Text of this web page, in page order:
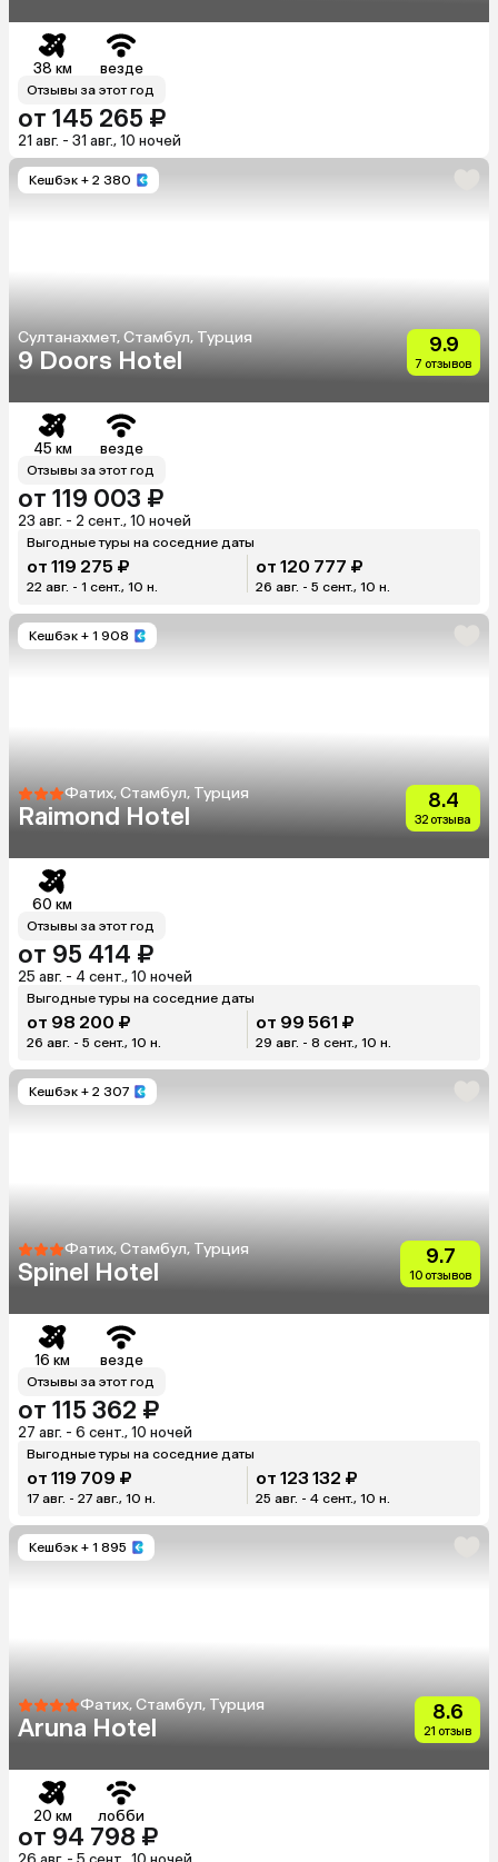
38 км везде
Отзывы за этот год
от 145 265 ₽
21 авг. - 31 авг., 10 ночей
Кешбэк + 2 380
Султанахмет, Стамбул, Турция
9 Doors Hotel
9.9
7 отзывов
45 км везде
Отзывы за этот год
от 119 003 ₽
23 авг. - 2 сент., 10 ночей
Выгодные туры на соседние даты
от 119 275 ₽
22 авг. - 1 сент., 10 н.
от 120 777 ₽
26 авг. - 5 сент., 10 н.
Кешбэк + 1 908
Фатих, Стамбул, Турция
Raimond Hotel
8.4
32 отзыва
60 км
Отзывы за этот год
от 95 414 ₽
25 авг. - 4 сент., 10 ночей
Выгодные туры на соседние даты
от 98 200 ₽
26 авг. - 5 сент., 10 н.
от 99 561 ₽
29 авг. - 8 сент., 10 н.
Кешбэк + 2 307
Фатих, Стамбул, Турция
Spinel Hotel
9.7
10 отзывов
16 км везде
Отзывы за этот год
от 115 362 ₽
27 авг. - 6 сент., 10 ночей
Выгодные туры на соседние даты
от 119 709 ₽
17 авг. - 27 авг., 10 н.
от 123 132 ₽
25 авг. - 4 сент., 10 н.
Кешбэк + 1 895
Фатих, Стамбул, Турция
Aruna Hotel
8.6
21 отзыв
20 км лобби
от 94 798 ₽